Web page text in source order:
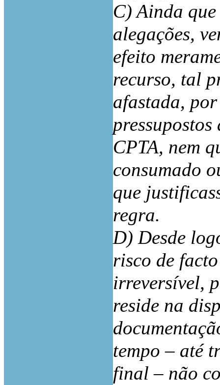
C) Ainda
alegações,
efeito
recurso, tal
afastada,
CPTA, nem
consumado
que
regra.
D) Desde
risco de
irreversível,
reside na
tempo – até
final – não